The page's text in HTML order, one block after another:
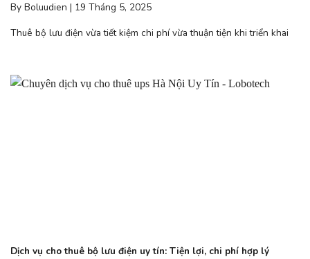
By Boluudien | 19 Tháng 5, 2025
Thuê bộ lưu điện vừa tiết kiệm chi phí vừa thuận tiện khi triển khai
Dịch vụ cho thuê bộ lưu điện uy tín: Tiện lợi, chi phí hợp lý